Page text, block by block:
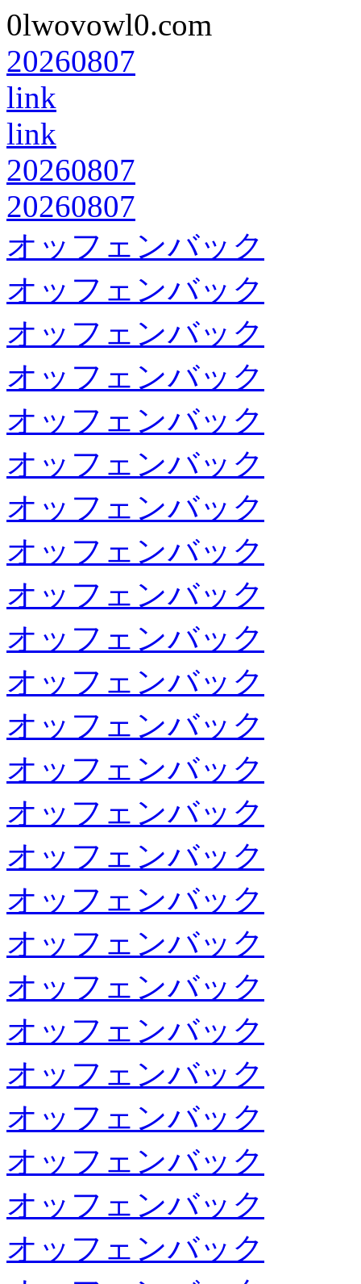
0lwovowl0.com
20260807
link
link
20260807
20260807
オッフェンバック
オッフェンバック
オッフェンバック
オッフェンバック
オッフェンバック
オッフェンバック
オッフェンバック
オッフェンバック
オッフェンバック
オッフェンバック
オッフェンバック
オッフェンバック
オッフェンバック
オッフェンバック
オッフェンバック
オッフェンバック
オッフェンバック
オッフェンバック
オッフェンバック
オッフェンバック
オッフェンバック
オッフェンバック
オッフェンバック
オッフェンバック